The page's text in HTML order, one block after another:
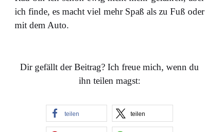
ich finde, es macht viel mehr Spaß als zu Fuß oder
mit dem Auto.
Dir gefällt der Beitrag? Ich freue mich, wenn du
ihn teilen magst:
teilen teilen